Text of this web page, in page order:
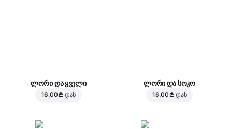
ლორი და ყველი
16,00 ₾ დან
ლორი და სოკო
16,00 ₾ დან